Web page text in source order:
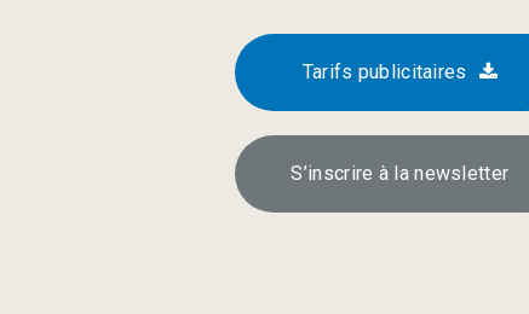
Tarifs publicitaires
S’inscrire à la newsletter